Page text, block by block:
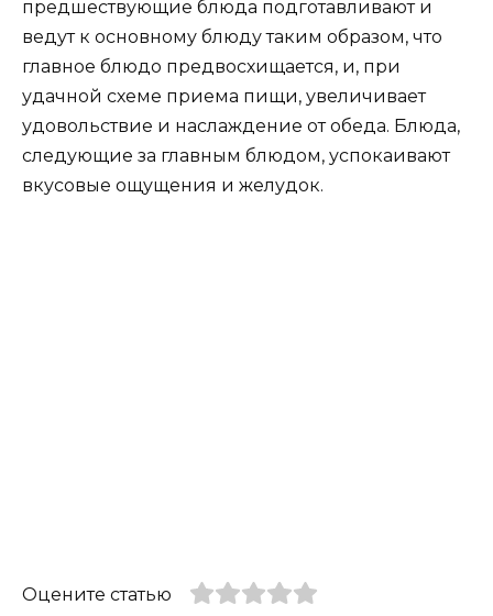
предшествующие блюда подготавливают и
ведут к основному блюду таким образом, что
главное блюдо предвосхищается, и, при
удачной схеме приема пищи, увеличивает
удовольствие и наслаждение от обеда. Блюда,
следующие за главным блюдом, успокаивают
вкусовые ощущения и желудок.
Оцените статью